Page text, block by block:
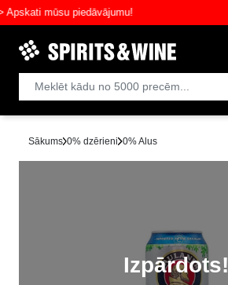
mūsu piedāvājumu!
Sākums 0% dzērieni 0% Alus
Izpārdots!